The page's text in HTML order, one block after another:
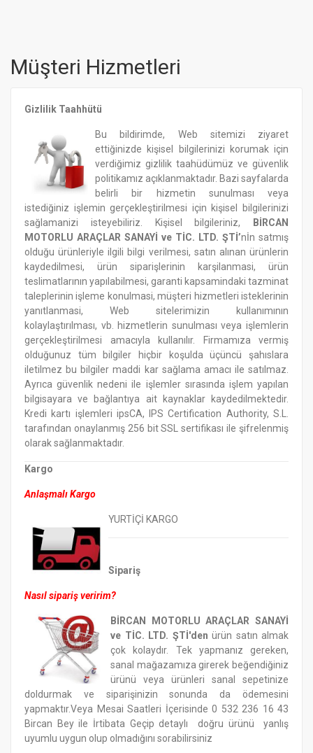
Müşteri Hizmetleri
Gizlilik Taahhütü
Bu bildirimde, Web sitemizi ziyaret
ettiğinizde kişisel bilgilerinizi korumak için
verdiğimiz gizlilik taahüdümüz ve güvenlik
politikamız açıklanmaktadır. Bazi sayfalarda
belirli bir hizmetin sunulması veya
istediğiniz işlemin gerçekleştirilmesi için kişisel bilgilerinizi
sağlamanizi isteyebiliriz. Kişisel bilgileriniz,
BİRCAN
MOTORLU ARAÇLAR SANAYİ ve TİC. LTD. ŞTİ’nİn satmış
olduğu ürünleriyle ilgili bilgi verilmesi, satın alınan ürünlerin
kaydedilmesi, ürün siparişlerinin karşilanmasi, ürün
teslimatlarının yapılabilmesi, garanti kapsamindaki tazminat
taleplerinin işleme konulmasi, müşteri hizmetleri isteklerinin
yanıtlanmasi, Web sitelerimizin kullanımının
kolaylaştırılması, vb. hizmetlerin sunulması veya işlemlerin
gerçekleştirilmesi amacıyla kullanılır. Firmamıza vermiş
olduğunuz tüm bilgiler hiçbir koşulda üçüncü şahıslara
iletilmez bu bilgiler maddi kar sağlama amacı ile satılmaz.
Ayrıca güvenlik nedeni ile işlemler sırasında işlem yapılan
bilgisayara ve bağlantıya ait kaynaklar kaydedilmektedir.
Kredi kartı işlemleri ipsCA, IPS Certification Authority, S.L.
tarafından onaylanmış 256 bit SSL sertifikası ile şifrelenmiş
olarak sağlanmaktadır.
Kargo
Anlaşmalı Kargo
YURTİÇİ KARGO
Sipariş
Nasıl sipariş veririm?
BİRCAN MOTORLU ARAÇLAR SANAYİ
ve TİC. LTD. ŞTİ'den ürün satın almak
çok kolaydır. Tek yapmanız gereken,
sanal mağazamıza girerek beğendiğiniz
ürünü veya ürünleri sanal sepetinize
doldurmak ve siparişinizin sonunda da ödemesini
yapmaktır.Veya Mesai Saatleri İçerisinde 0 532 236 16 43
Bircan Bey ile İrtibata Geçip detaylı doğru ürünü yanlış
uyumlu uygun olup olmadığını sorabilirsiniz